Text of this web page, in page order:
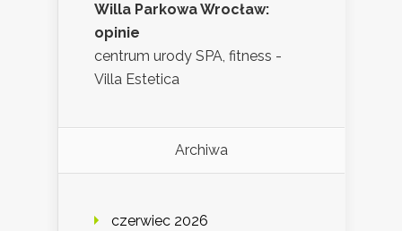
Willa Parkowa Wrocław:
opinie
centrum urody SPA, fitness -
Villa Estetica
Archiwa
czerwiec 2026